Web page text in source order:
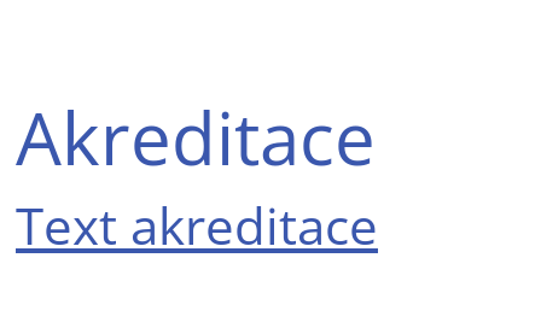
Akreditace
Text akreditace